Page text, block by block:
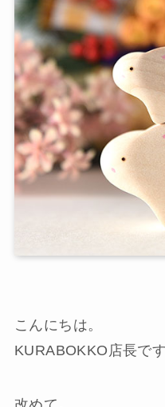
こんにちは。
KURABOKKO店長です